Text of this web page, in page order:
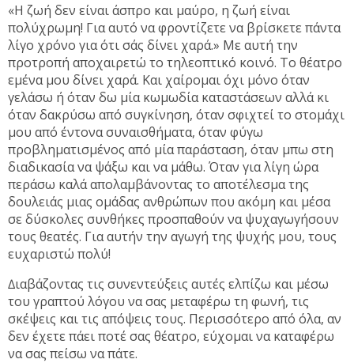
«Η ζωή δεν είναι άσπρο και µαύρο, η ζωή είναι
πολύχρωµη! Για αυτό να φροντίζετε να βρίσκετε πάντα
λίγο χρόνο για ότι σάς δίνει χαρά.» Με αυτή την
προτροπή αποχαιρετώ το τηλεοπτικό κοινό. Το θέατρο
εµένα µου δίνει χαρά. Και χαίροµαι όχι µόνο όταν
γελάσω ή όταν δω µία κωµωδία καταστάσεων αλλά κι
όταν δακρύσω από συγκίνηση, όταν σφιχτεί το στοµάχι
µου από έντονα συναισθήµατα, όταν φύγω
προβληµατισµένος από µία παράσταση, όταν µπω στη
διαδικασία να ψάξω και να µάθω. Όταν για λίγη ώρα
περάσω καλά απολαµβάνοντας το αποτέλεσµα της
δουλειάς µιας οµάδας ανθρώπων που ακόµη και µέσα
σε δύσκολες συνθήκες προσπαθούν να ψυχαγωγήσουν
τους θεατές. Για αυτήν την αγωγή της ψυχής µου, τους
ευχαριστώ πολύ!
∆ιαβάζοντας τις συνεντεύξεις αυτές ελπίζω και µέσω
του γραπτού λόγου να σας µεταφέρω τη φωνή, τις
σκέψεις και τις απόψεις τους. Περισσότερο από όλα, αν
δεν έχετε πάει ποτέ σας θέατρο, εύχοµαι να καταφέρω
να σας πείσω να πάτε.